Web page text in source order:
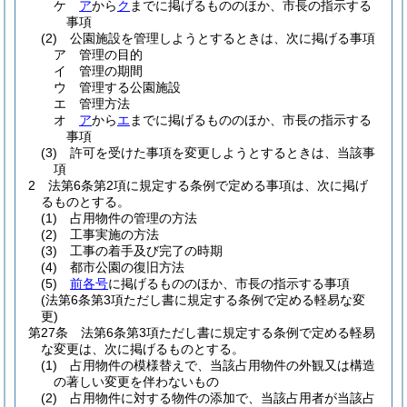
ケ アからク までに掲げるもののほか、市長の指示する
事項
(2)
公園施設を管理しようとするときは、次に掲げる事項
ア
管理の目的
イ
管理の期間
ウ
管理する公園施設
エ
管理方法
オ
アからエ までに掲げるもののほか、市長の指示する
事項
(3)
許可を受けた事項を変更しようとするときは、当該事
項
2
法第6条第2項に規定する条例で定める事項は、次に掲げ
るものとする。
(1)
占用物件の管理の方法
(2)
工事実施の方法
(3)
工事の着手及び完了の時期
(4)
都市公園の復旧方法
(5)
前各号に掲げるもののほか、市長の指示する事項
(法第6条第3項ただし書に規定する条例で定める軽易な変
更)
第27条
法第6条第3項ただし書に規定する条例で定める軽易
な変更は、次に掲げるものとする。
(1)
占用物件の模様替えで、当該占用物件の外観又は構造
の著しい変更を伴わないもの
(2)
占用物件に対する物件の添加で、当該占用者が当該占